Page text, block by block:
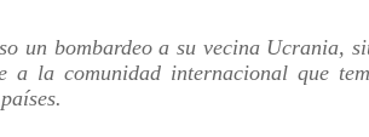
un bombardeo a su vecina Ucrania,
a la comunidad internacional que